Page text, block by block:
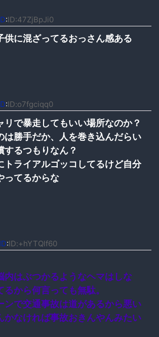
:ID:47ZjBpJi0
供に混ざってるおっさん感ある
:ID:o7fgciqq0
リで暴走してもいい場所なのか？
は勝手だか、人を巻き込んだらい
するつもりなん？
トライアルゴッコしてるけど自分
ってるからな
ID:ID:+hYTQlf60
内はぶつかるようなヘマはしな
るから何言っても無駄。
ンで交通事故は道があるから悪い
かなければ事故おきんやんみたい